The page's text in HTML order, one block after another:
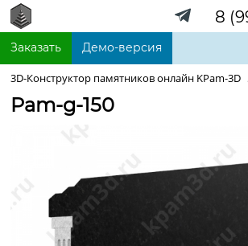
8
Заказать Демо-версия
3D-Конструктор памятников онлайн KPam-3D
Pam-g-150